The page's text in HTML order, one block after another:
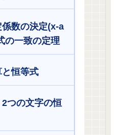
数の決定(x-a
の一致の定理
恒等式
つの文字の恒